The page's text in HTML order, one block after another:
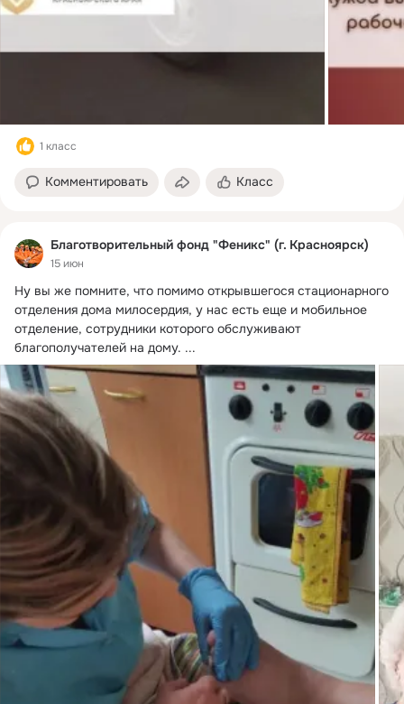
1 класс
Комментировать Класс
Благотворительный фонд "Феникс" (г. Красноярск)
15 июн
Ну вы же помните, что помимо открывшегося стационарного
отделения дома милосердия, у нас есть еще и мобильное
отделение, сотрудники которого обслуживают
благополучателей на дому. ...